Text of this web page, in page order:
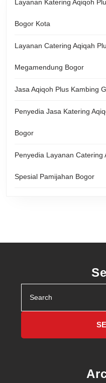
Layanan Katering Aqiqoh
Bogor Kota
Layanan Catering Aqiqah
Megamendung Bogor
Jasa Aqiqoh Plus Kambing
Penyedia Jasa Katering
Bogor
Penyedia Layanan Catering
Spesial Pamijahan Bogor
for: